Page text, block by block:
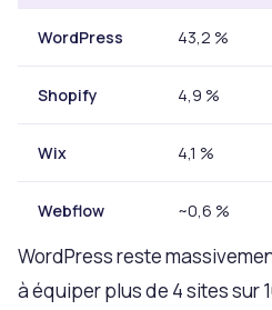
WordPress 43,2 %
Shopify 4,9 %
Wix 4,1 %
Webflow ~0,6 %
WordPress reste
à équiper plus de 4 sites sur